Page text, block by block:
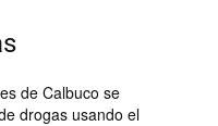
de Calbuco se
drogas usando el